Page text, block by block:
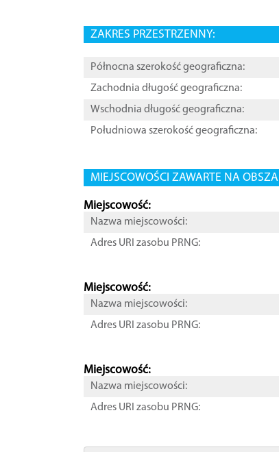
ZAKRES PRZESTRZENNY:
Północna szerokość geograficzna:
Zachodnia długość geograficzna:
Wschodnia długość geograficzna:
Południowa szerokość geograficzna:
MIEJSCOWOŚCI ZAWARTE NA
Miejscowość:
Nazwa miejscowości:
Adres URI zasobu PRNG:
Miejscowość:
Nazwa miejscowości:
Adres URI zasobu PRNG:
Miejscowość:
Nazwa miejscowości:
Adres URI zasobu PRNG: